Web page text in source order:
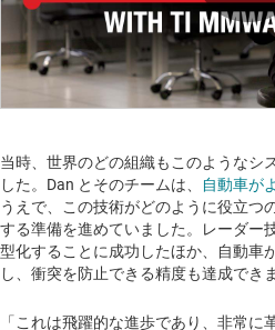
当時、世界のどの組織もこのようなシ
した。Dan とそのチームは、
自動車が
うえで、この技術がどのように役立つ
する準備を進めていました。レーダー
型化することに成功したほか、自動車
し、衝突を防止できる精度も達成でき
「これは飛躍的な進歩であり、非常